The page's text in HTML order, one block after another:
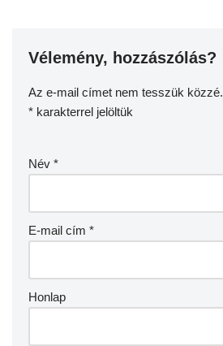
Vélemény, hozzászólás?
Az e-mail címet nem tesszük közzé.
* karakterrel jelöltük
Név *
E-mail cím *
Honlap